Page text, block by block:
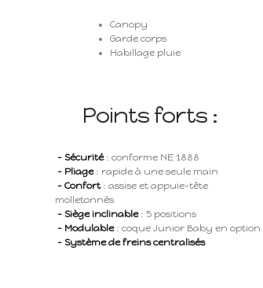
Canopy
Garde corps
Habillage pluie
Points forts :
- Sécurité: conforme NE 1888
- Pliage: rapide à une seule main
- Confort: assise et appuie-tête
molletonnés
- Siège inclinable: 5 positions
- Modulable : coque Junior Baby en option
- Système de freins centralisés